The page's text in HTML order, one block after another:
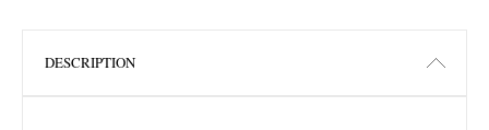
DESCRIPTION